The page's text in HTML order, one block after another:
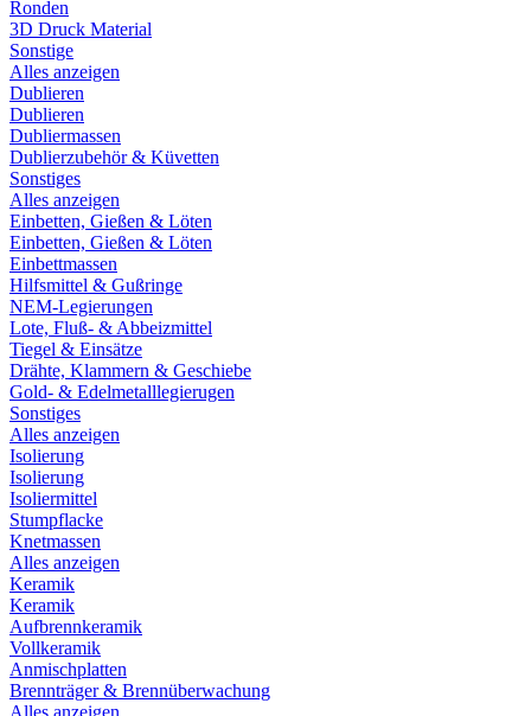
Ronden
3D Druck Material
Sonstige
Alles anzeigen
Dublieren
Dublieren
Dubliermassen
Dublierzubehör & Küvetten
Sonstiges
Alles anzeigen
Einbetten, Gießen & Löten
Einbetten, Gießen & Löten
Einbettmassen
Hilfsmittel & Gußringe
NEM-Legierungen
Lote, Fluß- & Abbeizmittel
Tiegel & Einsätze
Drähte, Klammern & Geschiebe
Gold- & Edelmetalllegierugen
Sonstiges
Alles anzeigen
Isolierung
Isolierung
Isoliermittel
Stumpflacke
Knetmassen
Alles anzeigen
Keramik
Keramik
Aufbrennkeramik
Vollkeramik
Anmischplatten
Brennträger & Brennüberwachung
Alles anzeigen